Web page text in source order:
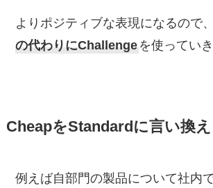
よりポジティブな表現になるので
の代わりにChallenge を使ってい
CheapをStandardに言い換え
例えば自部門の製品について社内